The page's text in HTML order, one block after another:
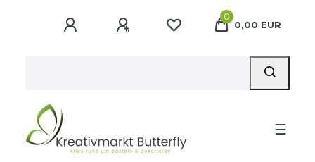
0
0,00 EUR
☰